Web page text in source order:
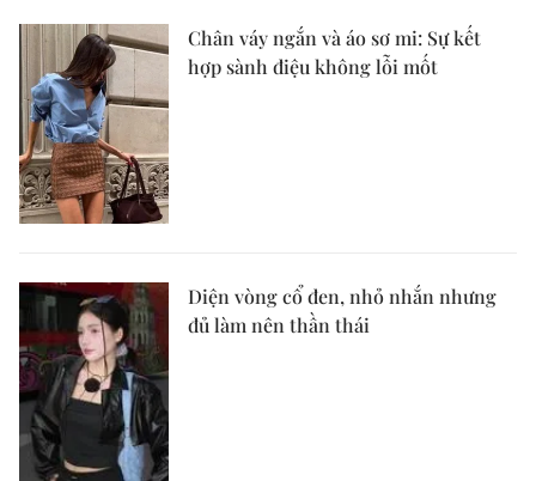
Chân váy ngắn và áo sơ mi: Sự kết
hợp sành điệu không lỗi mốt
Diện vòng cổ đen, nhỏ nhắn nhưng
đủ làm nên thần thái